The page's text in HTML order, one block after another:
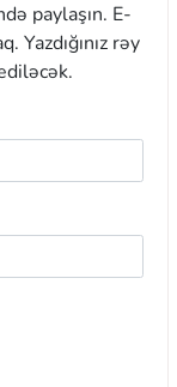
paylaşın. E-
Yazdığınız rəy